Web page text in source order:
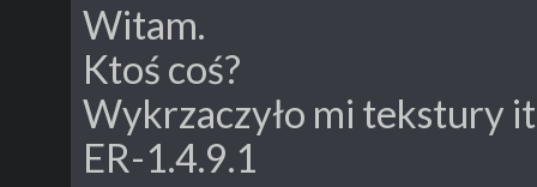
Witam.
Ktoś coś?
Wykrzaczyło mi tekstury
ER-1.4.9.1